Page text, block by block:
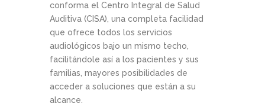
conforma el Centro Integral de Salud
Auditiva (CISA), una completa facilidad
que ofrece todos los servicios
audiológicos bajo un mismo techo,
facilitándole así a los pacientes y sus
familias, mayores posibilidades de
acceder a soluciones que están a su
alcance.